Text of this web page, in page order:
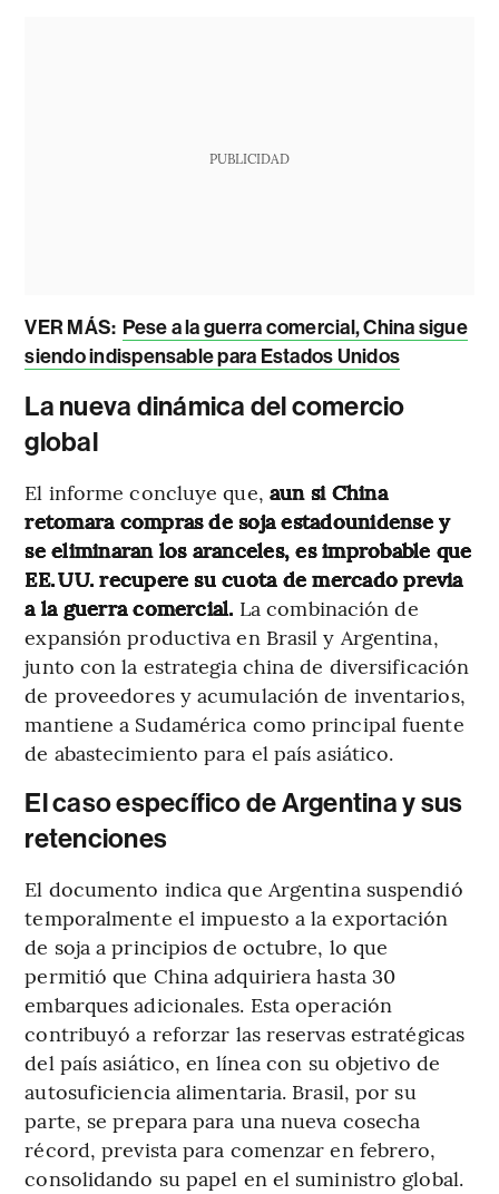
PUBLICIDAD
VER MÁS: Pese a la guerra comercial, China sigue
siendo indispensable para Estados Unidos
La nueva dinámica del comercio
global
El informe concluye que, aun si China
retomara compras de soja estadounidense y
se eliminaran los aranceles, es improbable que
EE. UU. recupere su cuota de mercado previa
a la guerra comercial. La combinación de
expansión productiva en Brasil y Argentina,
junto con la estrategia china de diversificación
de proveedores y acumulación de inventarios,
mantiene a Sudamérica como principal fuente
de abastecimiento para el país asiático.
El caso específico de Argentina y sus
retenciones
El documento indica que Argentina suspendió
temporalmente el impuesto a la exportación
de soja a principios de octubre, lo que
permitió que China adquiriera hasta 30
embarques adicionales. Esta operación
contribuyó a reforzar las reservas estratégicas
del país asiático, en línea con su objetivo de
autosuficiencia alimentaria. Brasil, por su
parte, se prepara para una nueva cosecha
récord, prevista para comenzar en febrero,
consolidando su papel en el suministro global.